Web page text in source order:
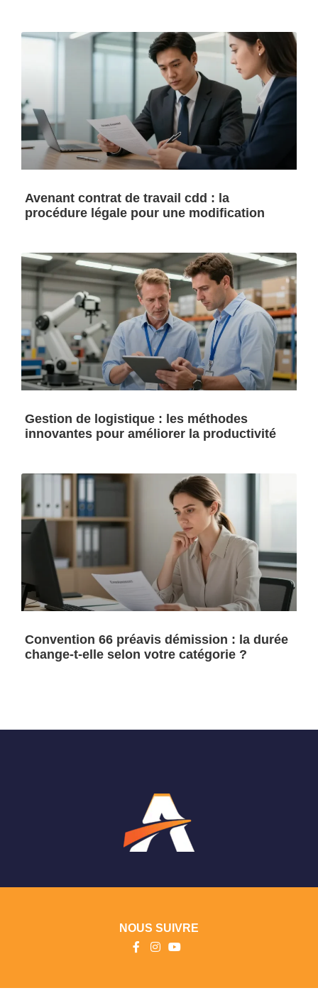
Avenant contrat de travail cdd : la
procédure légale pour une modification
Gestion de logistique : les méthodes
innovantes pour améliorer la productivité
Convention 66 préavis démission : la durée
change-t-elle selon votre catégorie ?
NOUS SUIVRE